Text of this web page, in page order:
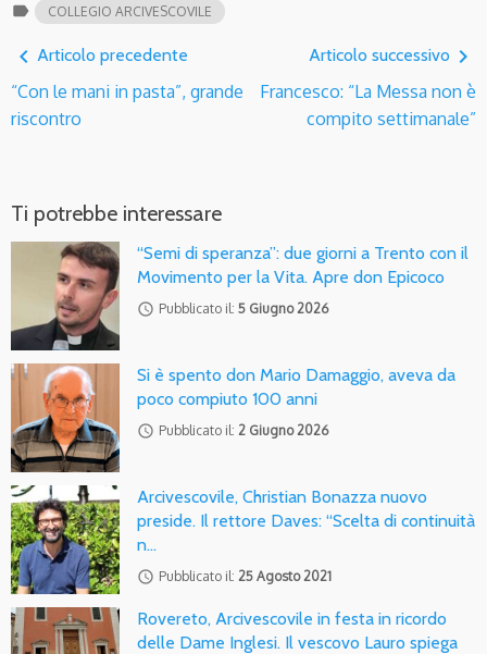
label COLLEGIO ARCIVESCOVILE
navigate_before Articolo precedente
“Con le mani in pasta”, grande
riscontro
Articolo successivo navigate_next
Francesco: “La Messa non è
compito settimanale”
Ti potrebbe interessare
“Semi di speranza”: due giorni a Trento con il
Movimento per la Vita. Apre don Epicoco
access_time Pubblicato il: 5 Giugno 2026
Si è spento don Mario Damaggio, aveva da
poco compiuto 100 anni
access_time Pubblicato il: 2 Giugno 2026
Arcivescovile, Christian Bonazza nuovo
preside. Il rettore Daves: “Scelta di continuità
n…
access_time Pubblicato il: 25 Agosto 2021
Rovereto, Arcivescovile in festa in ricordo
delle Dame Inglesi. Il vescovo Lauro spiega